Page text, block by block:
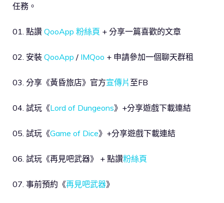
任務。
01. 點讚 QooApp 粉絲頁 + 分享一篇喜歡的文章
02. 安裝 QooApp / IMQoo + 申請參加一個聊天群租
03. 分享《黃昏旅店》官方宣傳片 至FB
04. 試玩《Lord of Dungeons》+分享遊戲下載連結
05. 試玩《Game of Dice》+分享遊戲下載連結
06. 試玩《再見吧武器》 + 點讚粉絲頁
07. 事前預約《再見吧武器》